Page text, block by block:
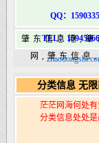
QQ：
TEL：
肇东信息港,肇
网,肇东信息,
港
分类信息 无
茫茫网海何处
分类信息处处